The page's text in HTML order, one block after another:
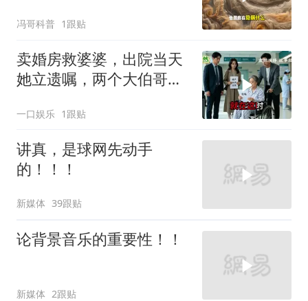
冯哥科普 1跟贴
卖婚房救婆婆，出院当天
她立遗嘱，两个大伯哥傻
一口娱乐 1跟贴
讲真，是球网先动手
的！！！
新媒体 39跟贴
论背景音乐的重要性！！
新媒体 2跟贴